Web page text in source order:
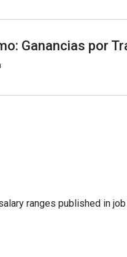
Ganancias por
ranges published in